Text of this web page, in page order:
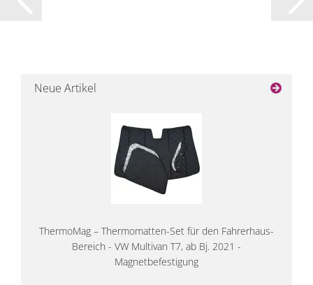
Neue Artikel
ThermoMag – Thermomatten-Set für den Fahrerhaus-
Bereich - VW Multivan T7, ab Bj. 2021 -
Magnetbefestigung